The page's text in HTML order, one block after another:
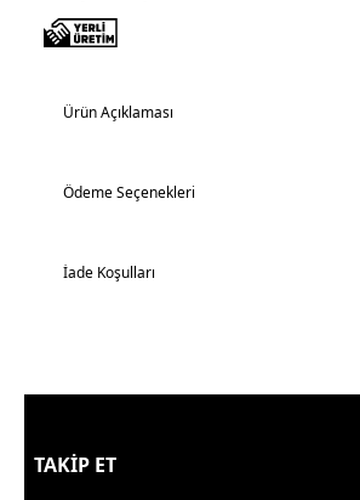
Ürün Açıklaması
Ödeme Seçenekleri
İade Koşulları
TAKİP ET